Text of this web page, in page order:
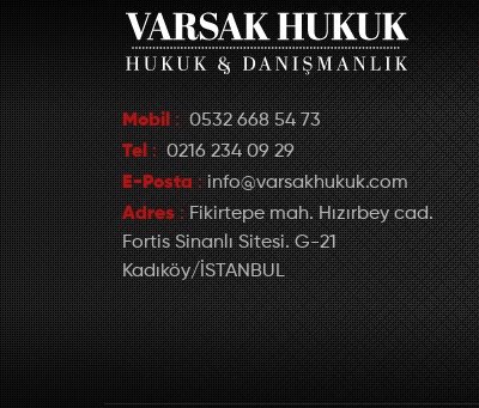
Mobil:0532 668 54 73
Tel:0216 234 09 29
E-Posta:info@varsakhukuk.com
Adres:Fikirtepe mah. Hızırbey cad.
Fortis Sinanlı Sitesi. G-21
Kadıköy/İSTANBUL